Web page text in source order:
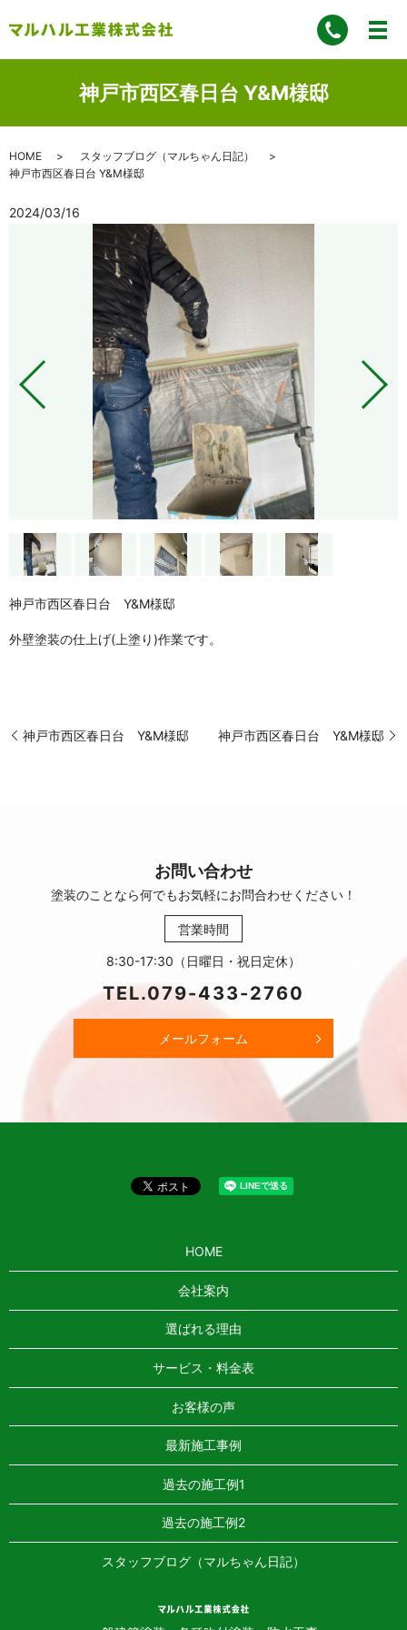
神戸市西区春日台 Y&M様邸
HOME
スタッフブログ（マルちゃん日記）
神戸市西区春日台 Y&M様邸
2024/03/16
神戸市西区春日台 Y&M様邸
外壁塗装の仕上げ(上塗り)作業です。
神戸市西区春日台 Y&M様邸 神戸市西区春日台 Y&M様邸
お問い合わせ
塗装のことなら何でもお気軽にお問合わせください！
営業時間
8:30-17:30（日曜日・祝日定休）
TEL.079-433-2760
メールフォーム
HOME
会社案内
選ばれる理由
サービス・料金表
お客様の声
最新施工事例
過去の施工例1
過去の施工例2
スタッフブログ（マルちゃん日記）